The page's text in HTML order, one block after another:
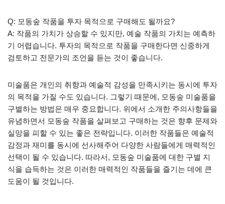
Q: 모동숲 작품을 투자 목적으로 구매해도 될까요?
A: 작품의 가치가 상승할 수 있지만, 예술 작품의 가치는 예측하
기 어렵습니다. 투자의 목적으로 작품을 구매한다면 신중하게
검토하고 전문가의 조언을 듣는 것이 좋습니다.
미술품은 개인의 취향과 예술적 감성을 만족시키는 동시에 투자
의 목적을 가질 수도 있습니다. 그렇기 때문에, 모동숲 미술품을
구별하는 방법은 매우 중요합니다. 위에서 소개한 주의사항들을
유념하면서 모동숲 작품을 살펴보고 구매하는 것은 향후 문제와
실망을 피할 수 있는 좋은 전략입니다. 이러한 작품들은 예술적
감정과 재미를 동시에 선사해주어 다양한 사람들에게 매력적인
선택이 될 수 있습니다. 따라서, 모동숲 미술품에 대한 구별 지
식을 습득하는 것은 이러한 매력적인 작품들을 즐기는 데에 큰
도움이 될 것입니다.